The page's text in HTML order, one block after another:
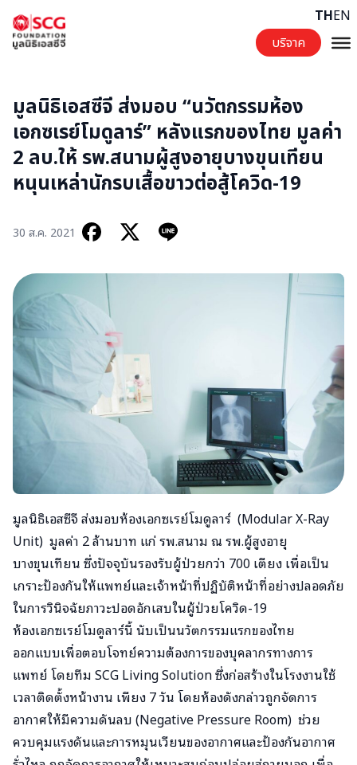
บริจาค
THEN
มูลนิธิเอสซีจี ส่งมอบ “นวัตกรรมห้อง
เอกซเรย์โมดูลาร์” หลังแรกของไทย มูลค่า
2 ลบ.ให้ รพ.สนามผู้สูงอายุบางขุนเทียน
หนุนเหล่านักรบเสื้อขาวต่อสู้โควิด-19
30 ส.ค. 2021
มูลนิธิเอสซีจี ส่งมอบห้องเอกซเรย์โมดูลาร์ (Modular X-Ray
Unit) มูลค่า 2 ล้านบาท แก่ รพ.สนาม ณ รพ.ผู้สูงอายุ
บางขุนเทียน ซึ่งปัจจุบันรองรับผู้ป่วยกว่า 700 เตียง เพื่อเป็น
เกราะป้องกันให้แพทย์และเจ้าหน้าที่ปฏิบัติหน้าที่อย่างปลอดภัย
ในการวินิจฉัยภาวะปอดอักเสบในผู้ป่วยโควิด-19
ห้องเอกซเรย์โมดูลาร์นี้ นับเป็นนวัตกรรมแรกของไทย
ออกแบบเพื่อตอบโจทย์ความต้องการของบุคลากรทางการ
แพทย์ โดยทีม SCG Living Solution ซึ่งก่อสร้างในโรงงานใช้
เวลาติดตั้งหน้างาน เพียง 7 วัน โดยห้องดังกล่าวถูกจัดการ
อากาศให้มีความดันลบ (Negative Pressure Room) ช่วย
ควบคุมแรงดันและการหมุนเวียนของอากาศและป้องกันอากาศ